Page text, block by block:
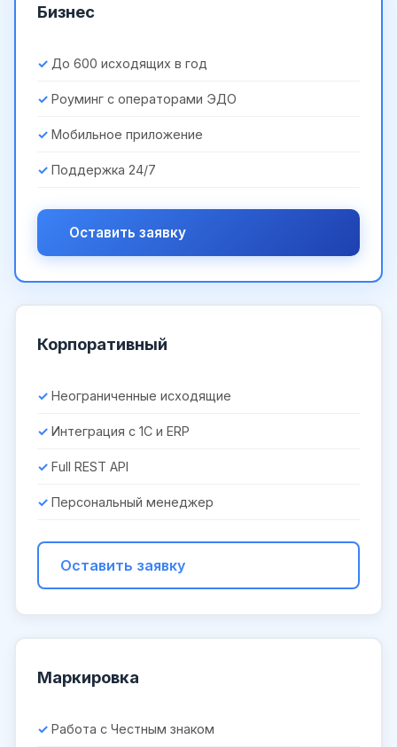
Бизнес
До 600 исходящих в год
Роуминг с операторами ЭДО
Мобильное приложение
Поддержка 24/7
Оставить заявку
Корпоративный
Неограниченные исходящие
Интеграция с 1С и ERP
Full REST API
Персональный менеджер
Оставить заявку
Маркировка
Работа с Честным знаком